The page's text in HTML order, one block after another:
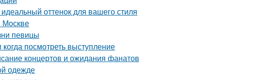
оттенок для вашего стиля
Москве
певицы
посмотреть выступление
концертов и ожидания фанатов
одежде